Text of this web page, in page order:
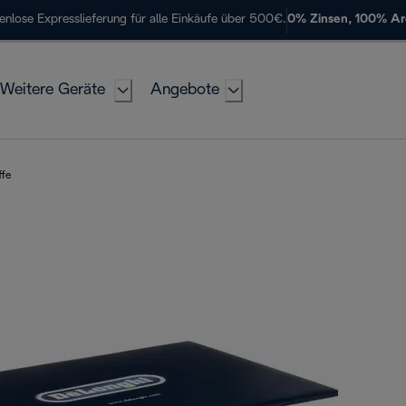
Expresslieferung für alle Einkäufe über 500€.0% Zinsen, 100%
Weitere Geräte Angebote